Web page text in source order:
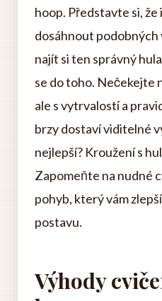
hoop. Představte si, že
dosáhnout podobných
najít si ten správný
se do toho. Nečekejte
ale s vytrvalostí a
brzy dostaví viditelné
nejlepší? Kroužení s
Zapomeňte na nudné
pohyb, který vám
postavu.
Výhody